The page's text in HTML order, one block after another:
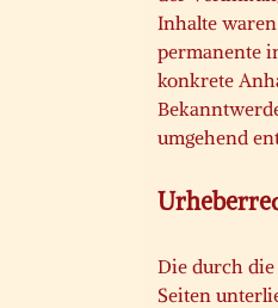
Inhalte
permanente
konkrete
umgehend
Die durch die
Seiten